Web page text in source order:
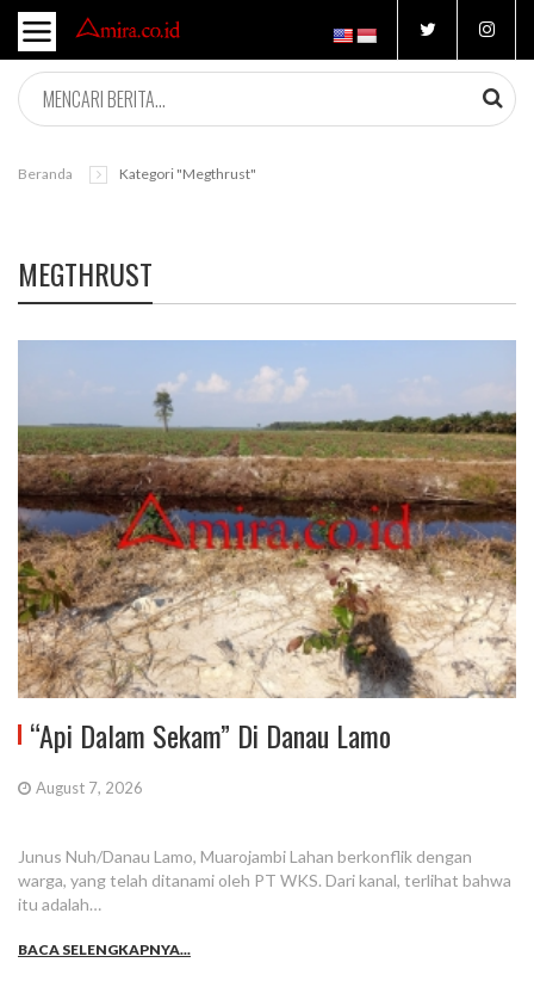
Beranda Kategori "megthrust"
MEGTHRUST
“Api Dalam Sekam” Di Danau Lamo
August 7, 2026
Junus Nuh/Danau Lamo, Muarojambi Lahan berkonflik dengan
warga, yang telah ditanami oleh PT WKS. Dari kanal, terlihat bahwa
itu adalah…
BACA SELENGKAPNYA...